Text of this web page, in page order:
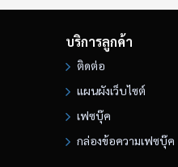
บริการลูกค้า
ติดต่อ
แผนผังเว็บไซต์
เฟซบุ๊ค
กล่องข้อความเฟซบุ๊ค